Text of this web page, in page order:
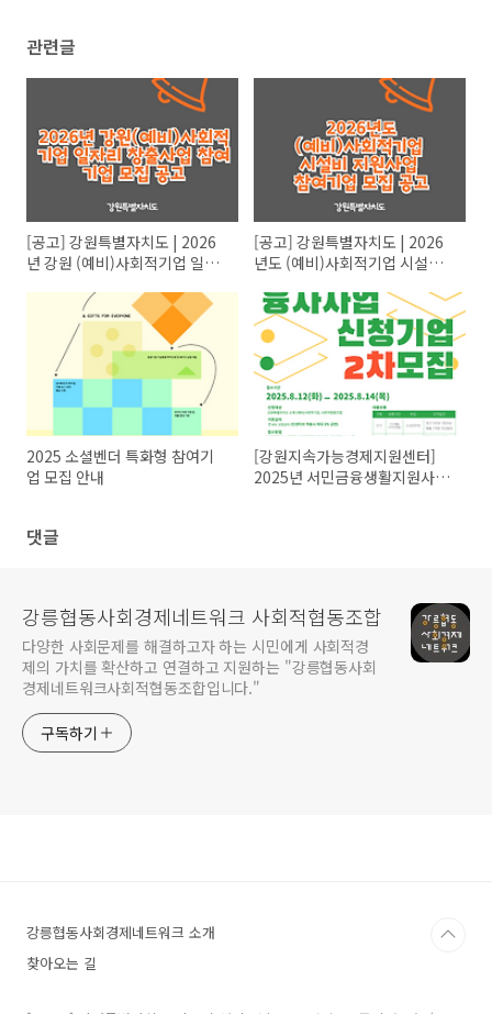
관련글
[공고] 강원특별자치도 | 2026
년 강원 (예비)사회적기업 일자
[공고] 강원특별자치도 | 2026
년도 (예비)사회적기업 시설비
2025 소셜벤더 특화형 참여기
업 모집 안내
[강원지속가능경제지원센터]
2025년 서민금융생활지원사업
댓글
강릉협동사회경제네트워크 사회적협동조합
다양한 사회문제를 해결하고자 하는 시민에게 사회적경
제의 가치를 확산하고 연결하고 지원하는 "강릉협동사회
경제네트워크사회적협동조합입니다."
구독하기
강릉협동사회경제네트워크 소개
찾아오는 길